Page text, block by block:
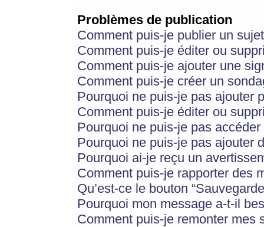
Problèmes de publication
Comment puis-je publier un
Comment puis-je éditer ou
Comment puis-je ajouter une
Comment puis-je créer un
Pourquoi ne puis-je pas ajouter
Comment puis-je éditer ou
Pourquoi ne puis-je pas
Pourquoi ne puis-je pas ajouter
Pourquoi ai-je reçu un
Comment puis-je rapporter des
Qu’est-ce le bouton
Pourquoi mon message a-t-il
Comment puis-je remonter mes